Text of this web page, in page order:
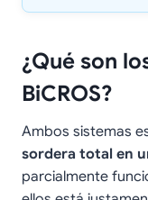
¿Qué son
BiCROS?
Ambos sistemas
sordera total en
parcialmente